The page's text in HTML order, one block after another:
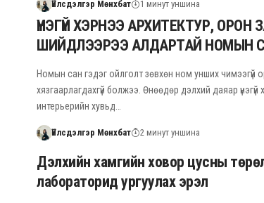
Үйлсдэлгэр Мөнхбат 1 минут уншина
ҮНЭГҮЙ ХЭРНЭЭ АРХИТЕКТУР, ОРОН
ШИЙДЛЭЭРЭЭ АЛДАРТАЙ НОМЫН
Номын сан гэдэг ойлголт зөвхөн ном унших чимээгүй
хязгаарлагдахгүй болжээ. Өнөөдөр дэлхий даяар үнэгүй
интерьерийн хувьд…
Үйлсдэлгэр Мөнхбат 2 минут уншина
Дэлхийн хамгийн ховор цусны
лабораторид ургуулах эрэл